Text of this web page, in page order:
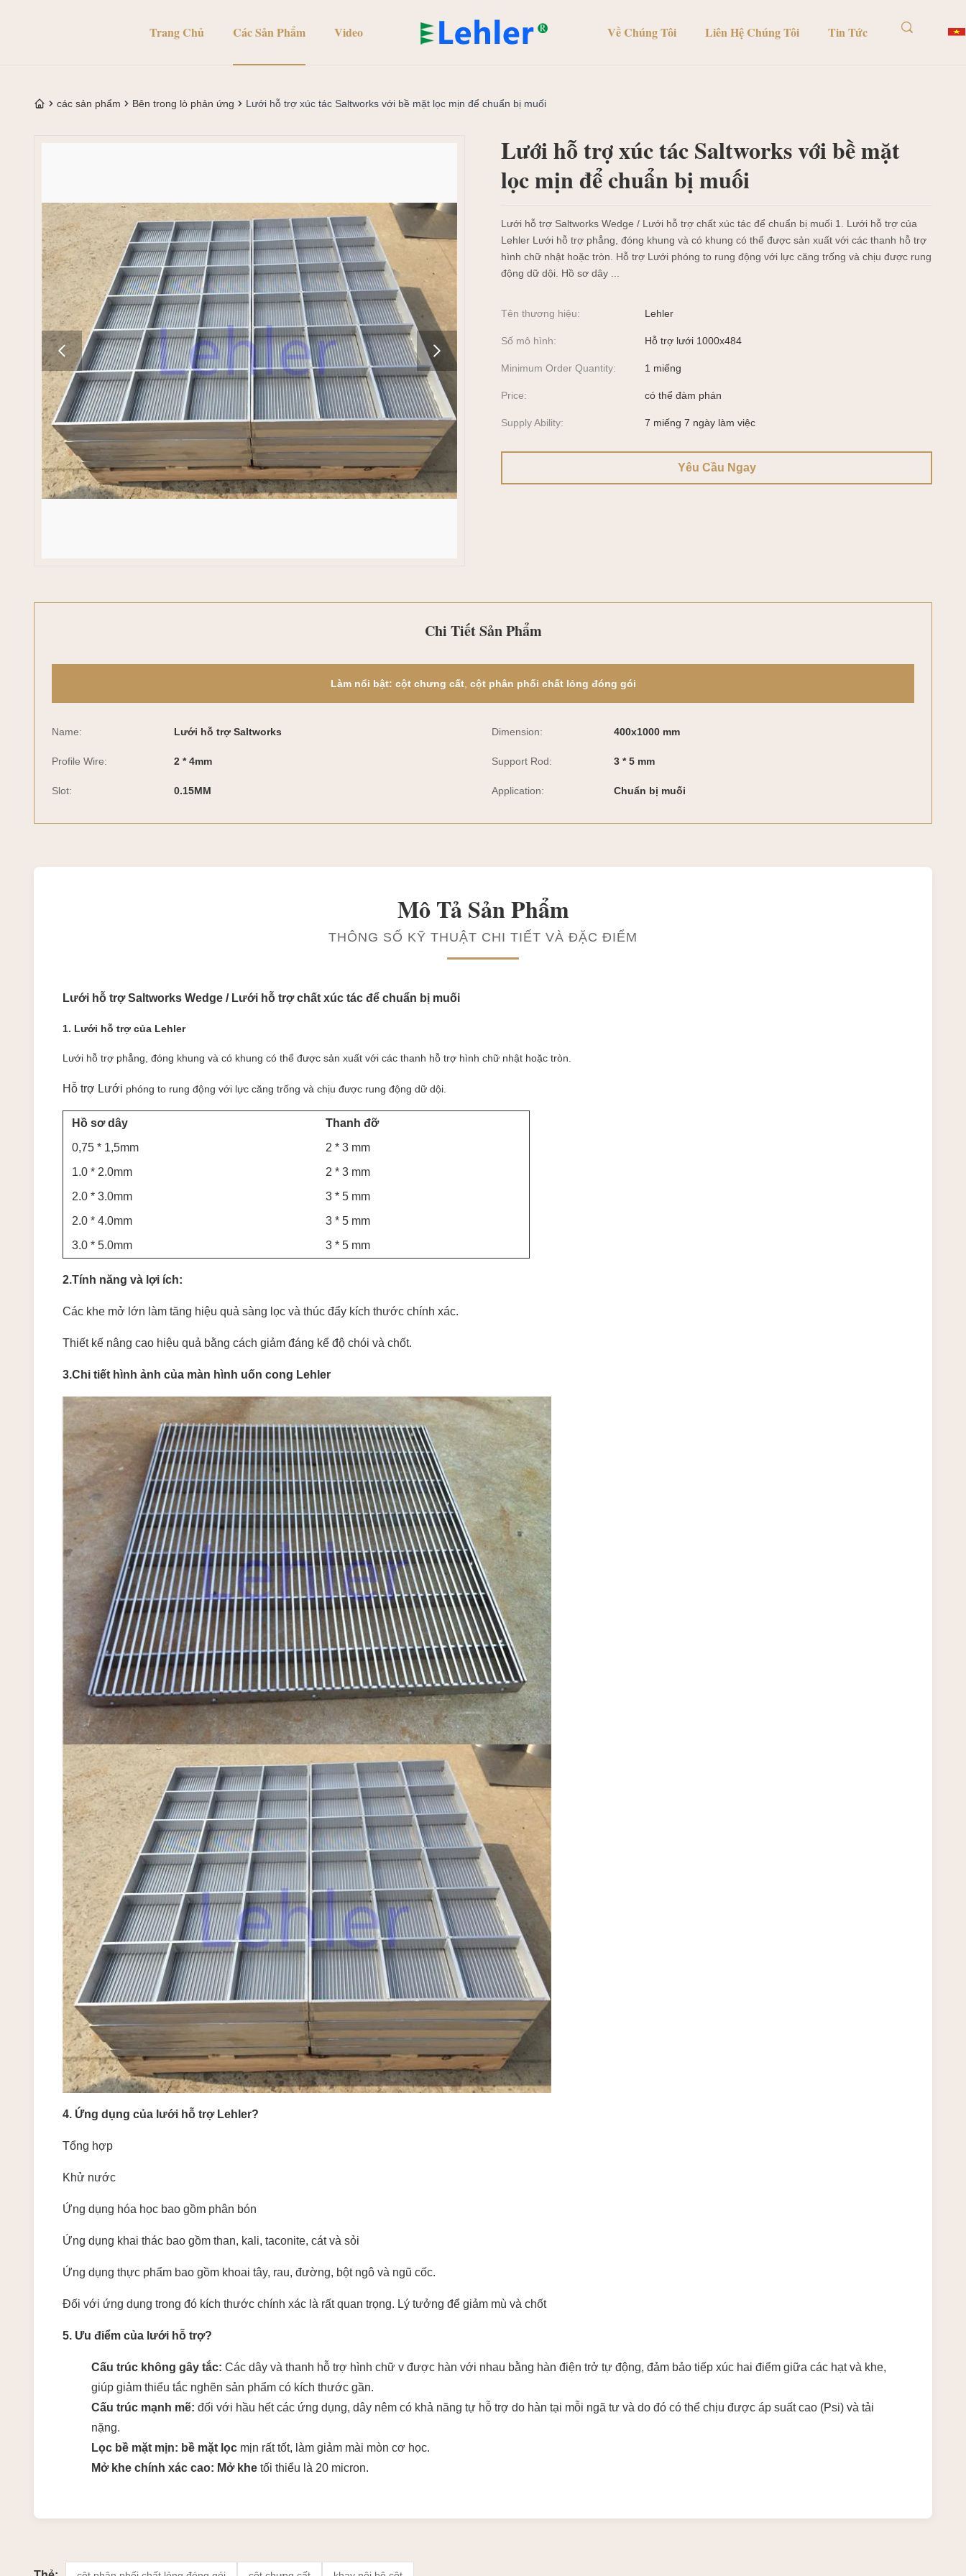
Trang Chủ Các Sản Phẩm Video Về Chúng Tôi Liên Hệ Chúng Tôi Tin Tức
các sản phẩm Bên trong lò phản ứng Lưới hỗ trợ xúc tác Saltworks với bề mặt lọc mịn để chuẩn bị muối
Lưới hỗ trợ xúc tác Saltworks với bề mặt
lọc mịn để chuẩn bị muối
Lưới hỗ trợ Saltworks Wedge / Lưới hỗ trợ chất xúc tác để chuẩn bị muối 1. Lưới hỗ trợ của
Lehler Lưới hỗ trợ phẳng, đóng khung và có khung có thể được sản xuất với các thanh hỗ trợ
hình chữ nhật hoặc tròn. Hỗ trợ Lưới phóng to rung động với lực căng trống và chịu được rung
động dữ dội. Hồ sơ dây ...
Tên thương hiệu: Lehler
Số mô hình: Hỗ trợ lưới 1000x484
Minimum Order Quantity: 1 miếng
Price: có thể đàm phán
Supply Ability: 7 miếng 7 ngày làm việc
Yêu Cầu Ngay
Chi Tiết Sản Phẩm
Làm nổi bật: cột chưng cất, cột phân phối chất lỏng đóng gói
Name: Lưới hỗ trợ Saltworks Dimension: 400x1000 mm
Profile Wire: 2 * 4mm Support Rod: 3 * 5 mm
Slot: 0.15MM Application: Chuẩn bị muối
Mô Tả Sản Phẩm
THÔNG SỐ KỸ THUẬT CHI TIẾT VÀ ĐẶC ĐIỂM
Lưới hỗ trợ Saltworks Wedge / Lưới hỗ trợ chất xúc tác để chuẩn bị muối
1. Lưới hỗ trợ của Lehler
Lưới hỗ trợ phẳng, đóng khung và có khung có thể được sản xuất với các thanh hỗ trợ hình chữ nhật hoặc tròn.
Hỗ trợ Lưới phóng to rung động với lực căng trống và chịu được rung động dữ dội.
Hồ sơ dây
Thanh đỡ
0,75 * 1,5mm
2 * 3 mm
1.0 * 2.0mm
2 * 3 mm
2.0 * 3.0mm
3 * 5 mm
2.0 * 4.0mm
3 * 5 mm
3.0 * 5.0mm
3 * 5 mm
2.Tính năng và lợi ích:
Các khe mở lớn làm tăng hiệu quả sàng lọc và thúc đẩy kích thước chính xác.
Thiết kế nâng cao hiệu quả bằng cách giảm đáng kể độ chói và chốt.
3.Chi tiết hình ảnh của màn hình uốn cong Lehler
4. Ứng dụng của lưới hỗ trợ Lehler?
Tổng hợp
Khử nước
Ứng dụng hóa học bao gồm phân bón
Ứng dụng khai thác bao gồm than, kali, taconite, cát và sỏi
Ứng dụng thực phẩm bao gồm khoai tây, rau, đường, bột ngô và ngũ cốc.
Đối với ứng dụng trong đó kích thước chính xác là rất quan trọng. Lý tưởng để giảm mù và chốt
5. Ưu điểm của lưới hỗ trợ?
Cấu trúc không gây tắc: Các dây và thanh hỗ trợ hình chữ v được hàn với nhau bằng hàn điện trở tự động, đảm bảo tiếp xúc hai điểm giữa các hạt và khe,
giúp giảm thiểu tắc nghẽn sản phẩm có kích thước gần.
Cấu trúc mạnh mẽ: đối với hầu hết các ứng dụng, dây nêm có khả năng tự hỗ trợ do hàn tại mỗi ngã tư và do đó có thể chịu được áp suất cao (Psi) và tải
nặng.
Lọc bề mặt mịn: bề mặt lọc mịn rất tốt, làm giảm mài mòn cơ học.
Mở khe chính xác cao: Mở khe tối thiểu là 20 micron.